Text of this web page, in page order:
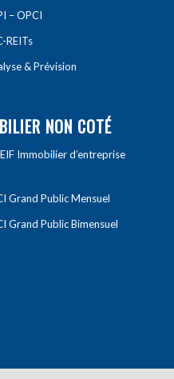
– OPCI
REITs
& Prévision
NON COTÉ
Immobilier d’entreprise
Grand Public Mensuel
Grand Public Bimensuel